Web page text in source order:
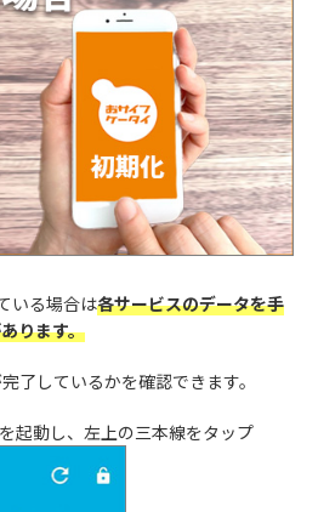
いる場合は各サービスのデータを手
ります。
了しているかを確認できます。
起動し、左上の三本線をタップ